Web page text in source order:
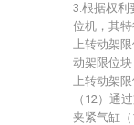
3.根据权利
位机，其
上转动架
动架限位
上转动架
（12）通
夹紧气缸（